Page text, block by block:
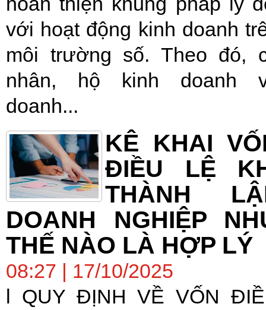
với hoạt động kinh doanh
môi trường số. Theo đó,
nhân, hộ kinh doanh
doanh...
KÊ KHAI
ĐIỀU LỆ
THÀNH
DOANH NGHIỆP
THẾ NÀO LÀ HỢP LÝ
08:27 | 17/10/2025
l QUY ĐỊNH VỀ VỐN